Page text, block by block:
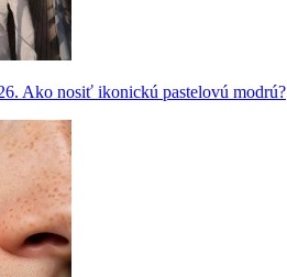
Ako nosiť ikonickú pastelovú modrú?